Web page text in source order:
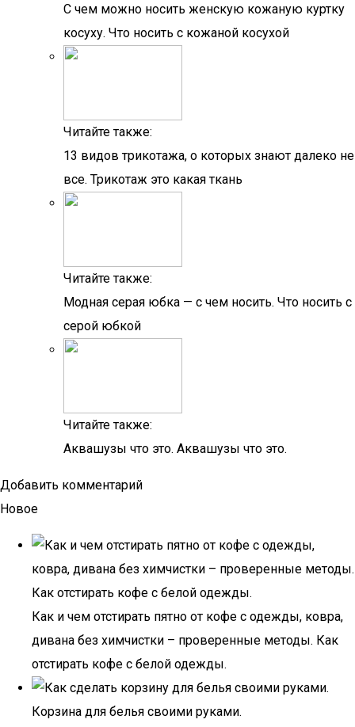
С чем можно носить женскую кожаную куртку
косуху. Что носить с кожаной косухой
Читайте также:
13 видов трикотажа, о которых знают далеко не
все. Трикотаж это какая ткань
Читайте также:
Модная серая юбка — с чем носить. Что носить с
серой юбкой
Читайте также:
Аквашузы что это. Аквашузы что это.
Добавить комментарий
Новое
Как и чем отстирать пятно от кофе с одежды, ковра,
дивана без химчистки – проверенные методы. Как
отстирать кофе с белой одежды.